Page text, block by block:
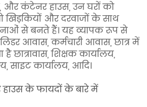
कंटेनर हाउस, उन घरों को
खिड़कियों और दरवाजों के साथ
से बनते हैं। यह व्यापक रूप से
आवास, कर्मचारी आवास, छात्र में
छात्रावास, शिक्षक कार्यालय,
साइट कार्यालय, आदि।
के फायदों के बारे में